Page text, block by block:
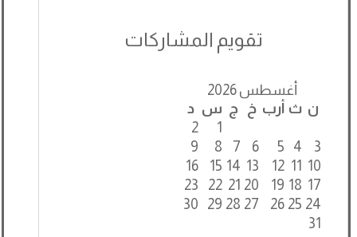
تقويم المشاركات
أغسطس 2026
ن ث أرب خ ج س د
1
2
3
4
5
6
7
8
9
10
11
12
13
14
15
16
17
18
19
20
21
22
23
24
25
26
27
28
29
30
31